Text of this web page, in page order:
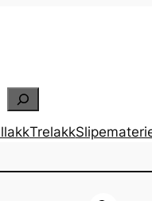
Trelakk